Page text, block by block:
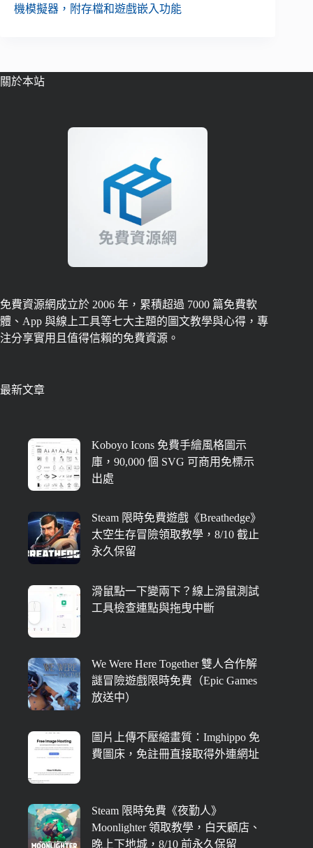
機模擬器，附存檔和遊戲嵌入功能
關於本站
免費資源網成立於 2006 年，累積超過 7000 篇免費軟
體、App 與線上工具等七大主題的圖文教學與心得，專
注分享實用且值得信賴的免費資源。
最新文章
Koboyo Icons 免費手繪風格圖示
庫，90,000 個 SVG 可商用免標示
出處
Steam 限時免費遊戲《Breathedge》
太空生存冒險領取教學，8/10 截止
永久保留
滑鼠點一下變兩下？線上滑鼠測試
工具檢查連點與拖曳中斷
We Were Here Together 雙人合作解
謎冒險遊戲限時免費（Epic Games
放送中）
圖片上傳不壓縮畫質：Imghippo 免
費圖床，免註冊直接取得外連網址
Steam 限時免費《夜勤人》
Moonlighter 領取教學，白天顧店、
晚上下地城，8/10 前永久保留